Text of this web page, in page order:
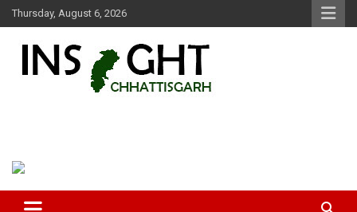
Skip
to
Thursday, August 6, 2026